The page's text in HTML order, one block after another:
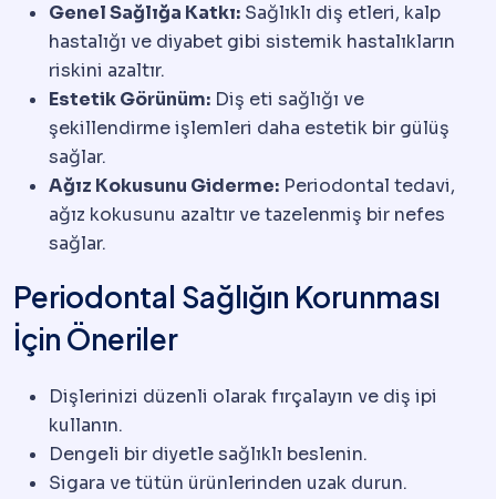
Genel Sağlığa Katkı: Sağlıklı diş etleri, kalp
hastalığı ve diyabet gibi sistemik hastalıkların
riskini azaltır.
Estetik Görünüm: Diş eti sağlığı ve
şekillendirme işlemleri daha estetik bir gülüş
sağlar.
Ağız Kokusunu Giderme: Periodontal tedavi,
ağız kokusunu azaltır ve tazelenmiş bir nefes
sağlar.
Periodontal Sağlığın Korunması
İçin Öneriler
Dişlerinizi düzenli olarak fırçalayın ve diş ipi
kullanın.
Dengeli bir diyetle sağlıklı beslenin.
Sigara ve tütün ürünlerinden uzak durun.